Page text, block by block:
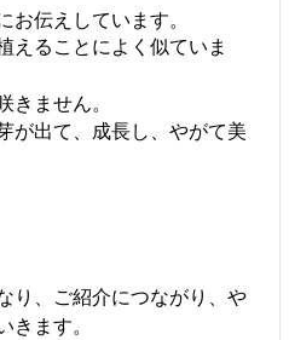
伝えしています。
えることによく似ていま
ません。
が出て、成長し、やがて美
り、ご紹介につながり、や
ます。